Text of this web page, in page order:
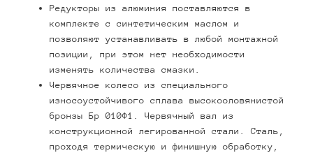
Редукторы из алюминия поставляются в
комплекте с синтетическим маслом и
позволяют устанавливать в любой монтажной
позиции, при этом нет необходимости
изменять количества смазки.
Червячное колесо из специального
износоустойчивого сплава высокооловянистой
бронзы Бр 010Ф1. Червячный вал из
конструкционной легированной стали. Сталь,
проходя термическую и финишную обработку,